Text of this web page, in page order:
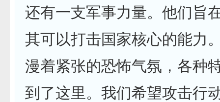
还有一支军事力量。他们旨
其可以打击国家核心的能力
漫着紧张的恐怖气氛，各种
到了这里。我们希望攻击行